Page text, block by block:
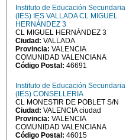
Instituto de Educación Secundaria
(IES) IES VALLADA CL MIGUEL
HERNÁNDEZ 3
CL MIGUEL HERNÁNDEZ 3
Ciudad: VALLADA
Provincia: VALENCIA
COMUNIDAD VALENCIANA
Código Postal: 46691
Instituto de Educación Secundaria
(IES) CONSELLERIA
CL MONESTIR DE POBLET S/N
Ciudad: VALENCIA ciudad
Provincia: VALENCIA
COMUNIDAD VALENCIANA
Código Postal: 46015